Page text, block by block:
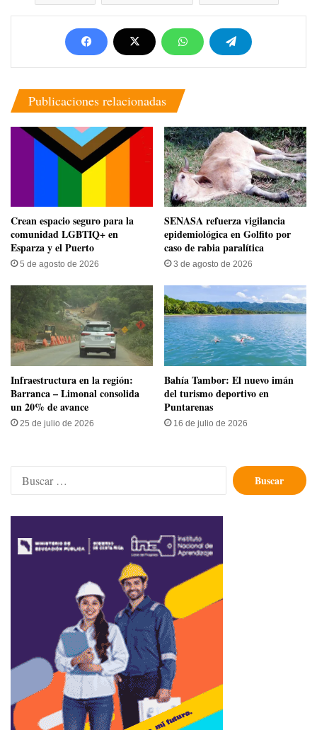
Publicaciones relacionadas
Crean espacio seguro para la
comunidad LGBTIQ+ en
Esparza y el Puerto
5 de agosto de 2026
SENASA refuerza vigilancia
epidemiológica en Golfito por
caso de rabia paralítica
3 de agosto de 2026
Infraestructura en la región:
Barranca – Limonal consolida
un 20% de avance
25 de julio de 2026
Bahía Tambor: El nuevo imán
del turismo deportivo en
Puntarenas
16 de julio de 2026
Buscar: